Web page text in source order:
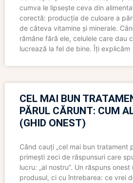
cumva le lipsește ceva din
corectă: producția de culoare a
de câteva vitamine și minerale.
rămâne fără ele, celulele care dau
lucrează la fel de bine. Îți explicăm
CEL MAI BUN
PĂRUL CĂRUNT: CUM
(GHID ONEST)
Când cauți „cel mai bun tratament
primești zeci de răspunsuri care
lucru: „al nostru”. Un răspuns
produsul, ci cu întrebarea: ce vrei